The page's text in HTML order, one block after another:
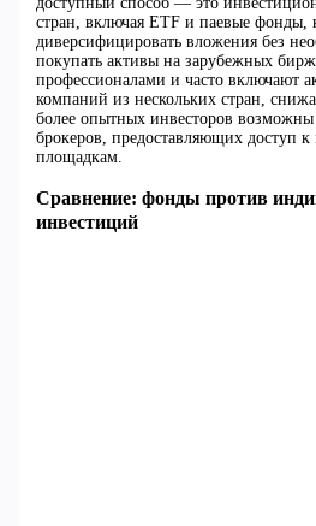
стран, включая ETF и паевые фонды,
диверсифицировать вложения без
покупать активы на зарубежных
профессионалами и часто включают
компаний из нескольких стран,
более опытных инвесторов
брокеров, предоставляющих доступ
площадкам.
Сравнение: фонды против
инвестиций